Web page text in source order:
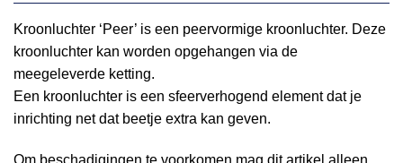
Kroonluchter ‘Peer’ is een peervormige kroonluchter. Deze
kroonluchter kan worden opgehangen via de
meegeleverde ketting.
Een kroonluchter is een sfeerverhogend element dat je
inrichting net dat beetje extra kan geven.
Om beschadigingen te voorkomen mag dit artikel alleen